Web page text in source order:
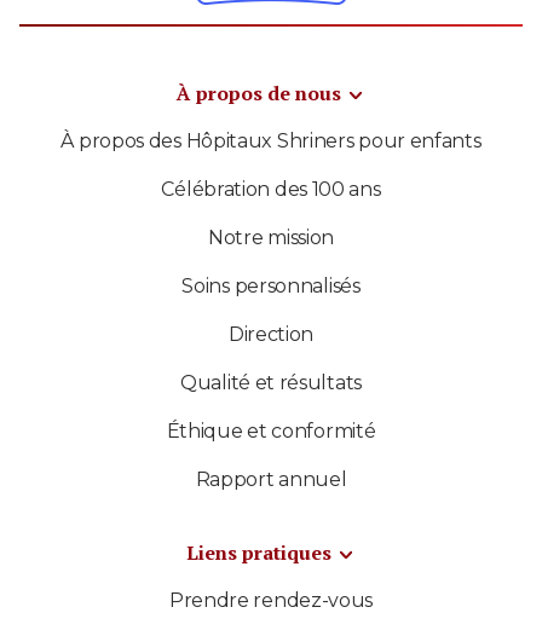
À propos de nous
À propos des Hôpitaux Shriners pour enfants
Célébration des 100 ans
Notre mission
Soins personnalisés
Direction
Qualité et résultats
Éthique et conformité
Rapport annuel
Liens pratiques
Prendre rendez-vous